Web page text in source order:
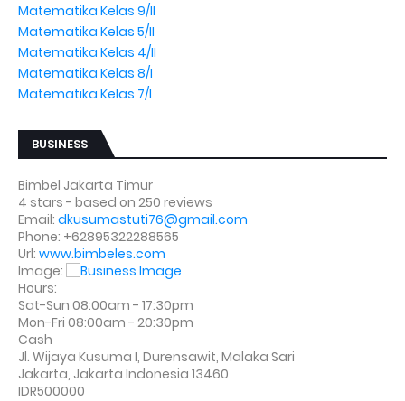
Matematika Kelas 9/II
Matematika Kelas 5/II
Matematika Kelas 4/II
Matematika Kelas 8/I
Matematika Kelas 7/I
BUSINESS
Bimbel Jakarta Timur
4 stars - based on 250 reviews
Email: dkusumastuti76@gmail.com
Phone: +62895322288565
Url: www.bimbeles.com
Image:
Hours:
Sat-Sun 08:00am - 17:30pm
Mon-Fri 08:00am - 20:30pm
Cash
Jl. Wijaya Kusuma I, Durensawit, Malaka Sari
Jakarta, Jakarta Indonesia 13460
IDR500000